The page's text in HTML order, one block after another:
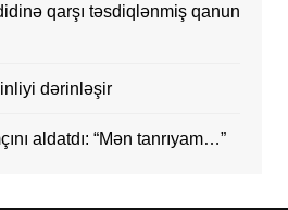
qarşı təsdiqlənmiş qanun
dərinləşir
aldatdı: “Mən tanrıyam…”